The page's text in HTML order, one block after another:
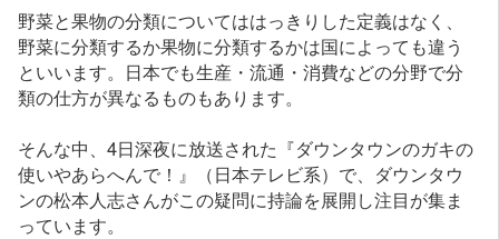
野菜と果物の分類についてははっきりした定義はなく、
野菜に分類するか果物に分類するかは国によっても違う
といいます。日本でも生産・流通・消費などの分野で分
類の仕方が異なるものもあります。
そんな中、4日深夜に放送された『ダウンタウンのガキの
使いやあらへんで！』（日本テレビ系）で、ダウンタウ
ンの松本人志さんがこの疑問に持論を展開し注目が集ま
っています。